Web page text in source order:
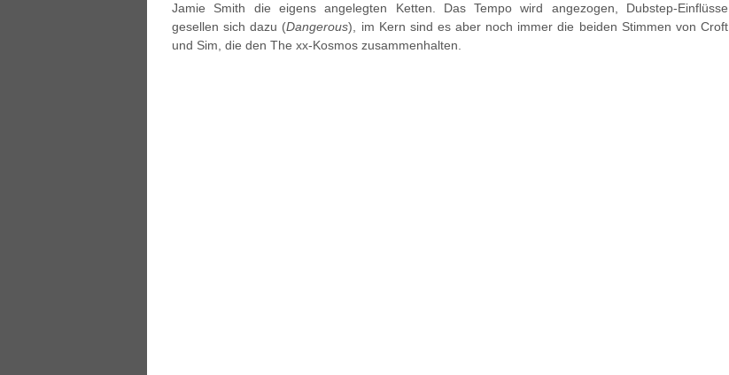
Jamie Smith die eigens angelegten Ketten. Das Tempo wird angezogen, Dubstep-Einflüsse
gesellen sich dazu (Dangerous), im Kern sind es aber noch immer die beiden Stimmen von Croft
und Sim, die den The xx-Kosmos zusammenhalten.